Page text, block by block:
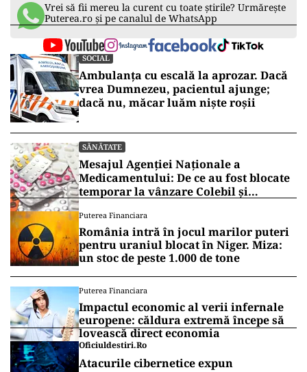
Vrei să fii mereu la curent cu toate știrile? Urmărește
Puterea.ro și pe canalul de WhatsApp
SOCIAL
Ambulanța cu escală la aprozar. Dacă
vrea Dumnezeu, pacientul ajunge;
dacă nu, măcar luăm niște roșii
SĂNĂTATE
Mesajul Agenției Naționale a
Medicamentului: De ce au fost blocate
temporar la vânzare Colebil și
Puterea Financiara
România intră în jocul marilor puteri
pentru uraniul blocat în Niger. Miza:
un stoc de peste 1.000 de tone
Puterea Financiara
Impactul economic al verii infernale
europene: căldura extremă începe să
lovească direct economia
Oficiuldestiri.ro
Atacurile cibernetice expun